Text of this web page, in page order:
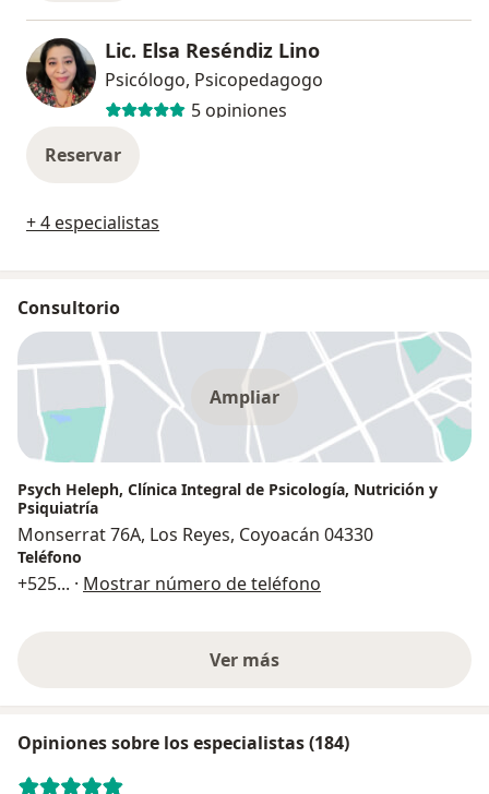
Lic. Elsa Reséndiz Lino
Psicólogo, Psicopedagogo
5 opiniones
Reservar
+ 4 especialistas
Consultorio
Ampliar
Psych Heleph, Clínica Integral de Psicología, Nutrición y
Psiquiatría
Monserrat 76A, Los Reyes, Coyoacán 04330
Teléfono
+525... · Mostrar número de teléfono
Ver más
Opiniones sobre los especialistas (184)